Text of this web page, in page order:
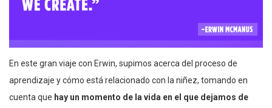
En este gran viaje con Erwin, supimos acerca del proceso de
aprendizaje y cómo está relacionado con la niñez, tomando en
cuenta que hay un momento de la vida en el que dejamos de